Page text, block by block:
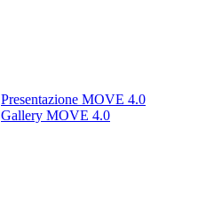
Presentazione MOVE 4.0
Gallery MOVE 4.0